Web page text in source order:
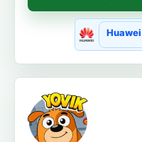
Huawei